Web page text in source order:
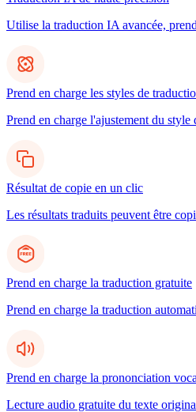
Utilise la traduction IA avancée,
Prend en charge les styles de
Prend en charge l'ajustement du
Résultat de copie en un clic
Les résultats traduits peuvent être
Prend en charge la traduction gratuite
Prend en charge la traduction
Prend en charge la prononciation
Lecture audio gratuite du texte